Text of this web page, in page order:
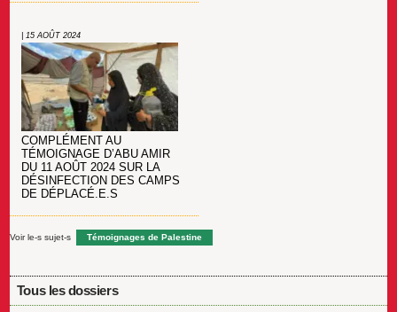
| 15 AOÛT 2024
COMPLÉMENT AU
TÉMOIGNAGE D’ABU AMIR
DU 11 AOÛT 2024 SUR LA
DÉSINFECTION DES CAMPS
DE DÉPLACÉ.E.S
Voir le-s sujet-s Témoignages de Palestine
Tous les dossiers